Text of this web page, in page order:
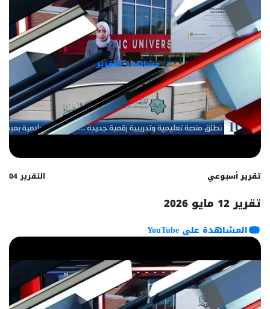
مشاهدة التقرير
تقرير أسبوعي التقرير 04
تقرير 12 مايو 2026
المشاهدة على YouTube